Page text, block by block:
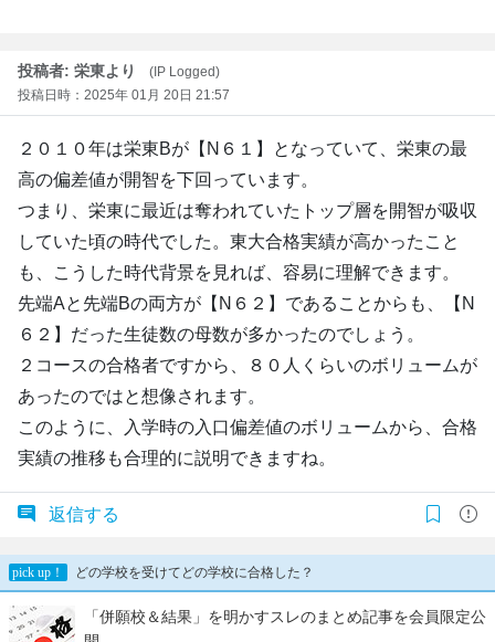
投稿者: 栄東より
(IP Logged)
投稿日時：2025年 01月 20日 21:57
２０１０年は栄東Bが【N６１】となっていて、栄東の最
高の偏差値が開智を下回っています。
つまり、栄東に最近は奪われていたトップ層を開智が吸収
していた頃の時代でした。東大合格実績が高かったこと
も、こうした時代背景を見れば、容易に理解できます。
先端Aと先端Bの両方が【N６２】であることからも、【N
６２】だった生徒数の母数が多かったのでしょう。
２コースの合格者ですから、８０人くらいのボリュームが
あったのではと想像されます。
このように、入学時の入口偏差値のボリュームから、合格
実績の推移も合理的に説明できますね。
返信する